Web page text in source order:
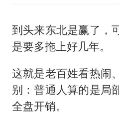
到头来东北是赢了，
是要多拖上好几年。
这就是老百姓看热闹
别：普通人算的是局
全盘开销。